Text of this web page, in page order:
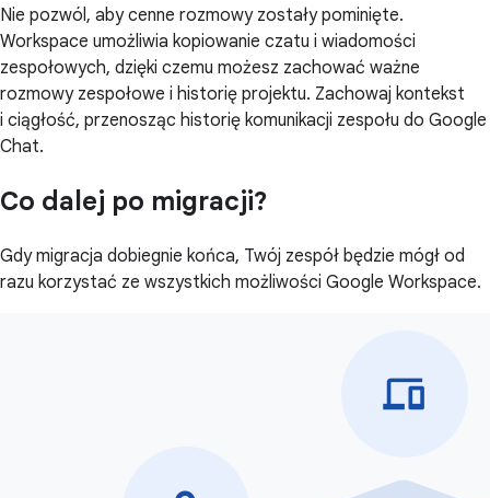
Nie pozwól, aby cenne rozmowy zostały pominięte.
Workspace umożliwia kopiowanie czatu i wiadomości
zespołowych, dzięki czemu możesz zachować ważne
rozmowy zespołowe i historię projektu. Zachowaj kontekst
i ciągłość, przenosząc historię komunikacji zespołu do Google
Chat.
Co dalej po migracji?
Gdy migracja dobiegnie końca, Twój zespół będzie mógł od
razu korzystać ze wszystkich możliwości Google Workspace.